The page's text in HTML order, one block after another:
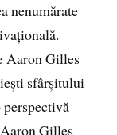
nenumărate
Aaron Gilles
sfârșitului
Gilles